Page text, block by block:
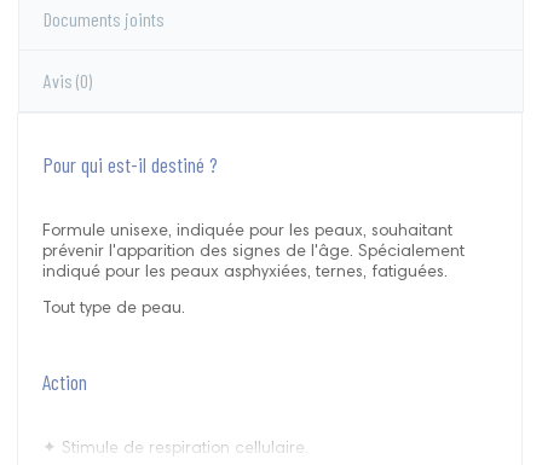
Documents joints
Avis (0)
Pour qui est-il destiné ?
Formule unisexe, indiquée pour les peaux, souhaitant
prévenir l'apparition des signes de l'âge. Spécialement
indiqué pour les peaux asphyxiées, ternes, fatiguées.
Tout type de peau.
Action
✦ Stimule de respiration cellulaire.